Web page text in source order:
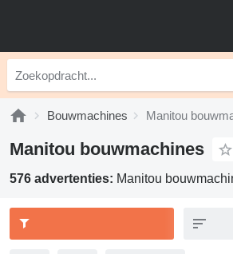
Bouwmachines Manitou
Manitou bouwmachines
576 advertenties: Manitou